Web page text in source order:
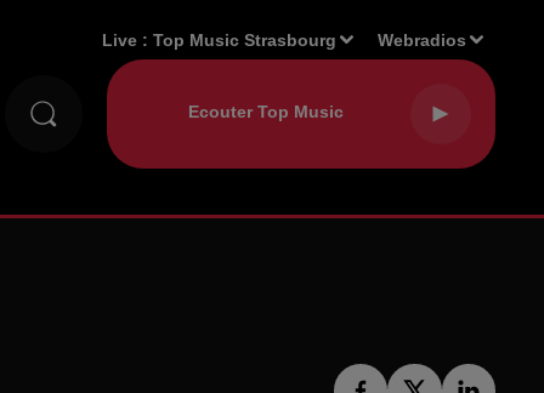
Live :Top Music Strasbourg Webradios